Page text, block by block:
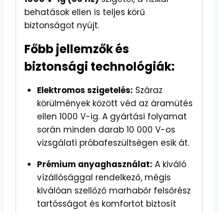
behatások ellen is teljes körű
biztonságot nyújt.
Főbb jellemzők és
biztonsági technológiák:
Elektromos szigetelés: Száraz
körülmények között véd az áramütés
ellen 1000 V-ig. A gyártási folyamat
során minden darab 10 000 V-os
vizsgálati próbafeszültségen esik át.
Prémium anyaghasználat: A kiváló
vízállósággal rendelkező, mégis
kiválóan szellőző marhabőr felsőrész
tartósságot és komfortot biztosít